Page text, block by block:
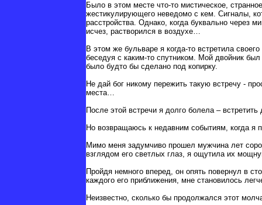
Было в этом месте что-то мистическое,
жестикулирующего неведомо с кем. Сигналы,
расстройства. Однако, когда буквально через
исчез, растворился в воздухе…
В этом же бульваре я когда-то встретила
беседуя с каким-то спутником. Мой двойник
было будто бы сделано под копирку.
Не дай бог никому пережить такую встречу -
места…
После этой встречи я долго болела –
Но возвращаюсь к недавним событиям, когда я
Мимо меня задумчиво прошел мужчина лет
взглядом его светлых глаз, я ощутила их
Пройдя немного вперед, он опять повернул в
каждого его приближения, мне становилось
Неизвестно, сколько бы продолжался этот